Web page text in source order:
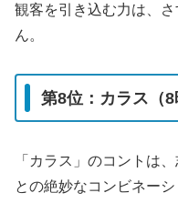
観客を引き込む力は、
ん。
第8位：カラス（8
「カラス」のコントは
との絶妙なコンビネー